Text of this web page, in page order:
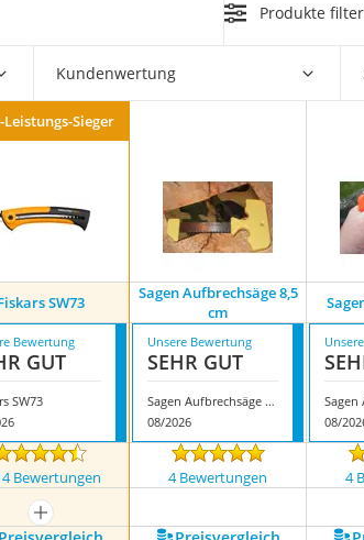
Produkte
Kundenwertung
Leistungs-Sieger
SW73
Sagen Aufbrechsäge 8,5
cm
Bewertung
GUT
SW73
Unsere Bewertung
SEHR GUT
Sagen Aufbrechsäge 8,5 cm
08/2026
Sagen
08/
Bewertungen 4 Bewertungen 4
mehr anzeigen